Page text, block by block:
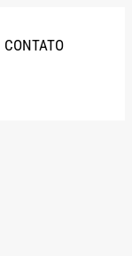
CONTATO